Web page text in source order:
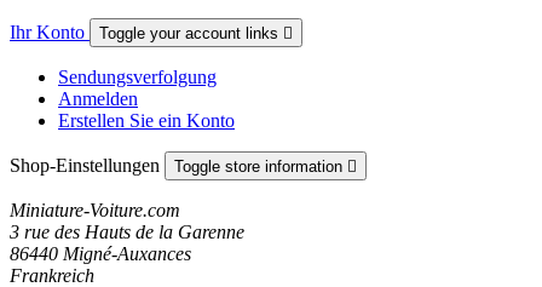
Ihr Konto Toggle your account links 
Sendungsverfolgung
Anmelden
Erstellen Sie ein Konto
Shop-Einstellungen Toggle store information 
Miniature-Voiture.com
3 rue des Hauts de la Garenne
86440 Migné-Auxances
Frankreich